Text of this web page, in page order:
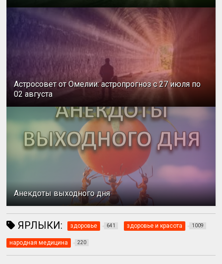
Астросовет от Омелии: астропрогноз с 27 июля по
02 августа
Анекдоты выходного дня
ЯРЛЫКИ: здоровье 641 здоровье и красота 1009
народная медицина 220